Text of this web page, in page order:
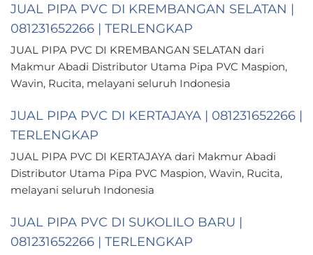
JUAL PIPA PVC DI KREMBANGAN SELATAN |
081231652266 | TERLENGKAP
JUAL PIPA PVC DI KREMBANGAN SELATAN dari
Makmur Abadi Distributor Utama Pipa PVC Maspion,
Wavin, Rucita, melayani seluruh Indonesia
JUAL PIPA PVC DI KERTAJAYA | 081231652266 |
TERLENGKAP
JUAL PIPA PVC DI KERTAJAYA dari Makmur Abadi
Distributor Utama Pipa PVC Maspion, Wavin, Rucita,
melayani seluruh Indonesia
JUAL PIPA PVC DI SUKOLILO BARU |
081231652266 | TERLENGKAP